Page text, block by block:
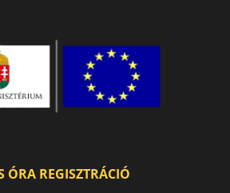
ÓRA REGISZTRÁCIÓ